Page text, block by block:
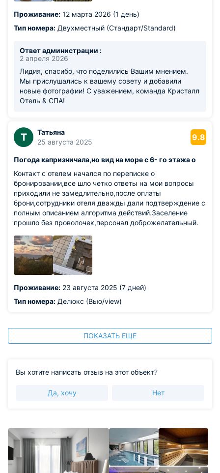
Проживание: 12 марта 2026 (1 день)
Тип номера: Двухместный (Стандарт/Standard)
Ответ администрации :
2 апреля 2026
Лидия, спасибо, что поделились Вашим мнением.
Мы прислушались к вашему совету и добавили
новые фотографии! С уважением, команда Кристалл
Отель & СПА!
Т
Татьяна
25 августа 2025
9.8
Погода капризничала,но вид на море с 6- го этажа о
Контакт с отелем начался по переписке о
бронировании,все шло четко ответы на мои вопросы
приходили не замедлительно,после оплаты
брони,сотрудники отеля дважды дали подтверждение с
полным описанием алгоритма действий.Заселение
прошло без проволочек,персонал доброжелательный.
Проживание: 23 августа 2025 (7 дней)
Тип номера: Делюкс (Вью/view)
ПОКАЗАТЬ ЕЩЕ
Вы хотите написать отзыв на этот объект?
Да, хочу Нет